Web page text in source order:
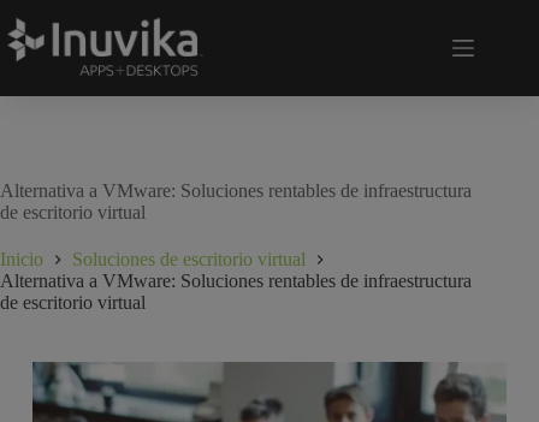
Alternativa a VMware: Soluciones rentables de infraestructura
de escritorio virtual
Inicio
Soluciones de escritorio virtual
Alternativa a VMware: Soluciones rentables de infraestructura
de escritorio virtual